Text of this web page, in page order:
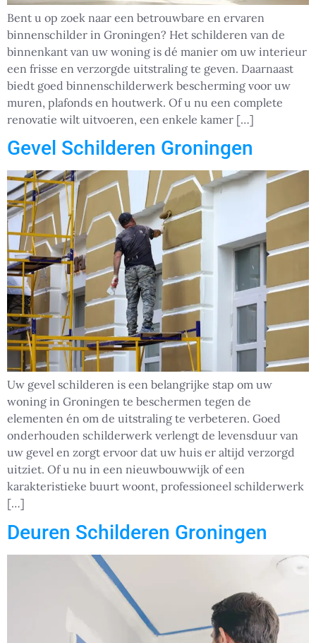
Bent u op zoek naar een betrouwbare en ervaren
binnenschilder in Groningen? Het schilderen van de
binnenkant van uw woning is dé manier om uw interieur
een frisse en verzorgde uitstraling te geven. Daarnaast
biedt goed binnenschilderwerk bescherming voor uw
muren, plafonds en houtwerk. Of u nu een complete
renovatie wilt uitvoeren, een enkele kamer […]
Gevel Schilderen Groningen
Uw gevel schilderen is een belangrijke stap om uw
woning in Groningen te beschermen tegen de
elementen én om de uitstraling te verbeteren. Goed
onderhouden schilderwerk verlengt de levensduur van
uw gevel en zorgt ervoor dat uw huis er altijd verzorgd
uitziet. Of u nu in een nieuwbouwwijk of een
karakteristieke buurt woont, professioneel schilderwerk
[…]
Deuren Schilderen Groningen